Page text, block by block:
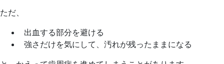
ただ、
出血する部分を避ける
強さだけを気にして、汚れが残ったままになる